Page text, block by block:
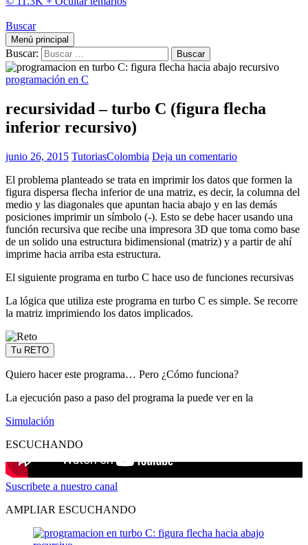
Buscar
Menú principal
Buscar:
programación en C
recursividad – turbo C (figura flecha
inferior recursivo)
junio 26, 2015 TutoriasColombia Deja un comentario
El problema planteado se trata en imprimir los datos que formen la
figura dispersa flecha inferior de una matriz, es decir, la columna del
medio y las diagonales que apuntan hacia abajo y en las demás
posiciones imprimir un símbolo (-). Esto se debe hacer usando una
función recursiva que recibe una impresora 3D que toma como base
de un solido una estructura bidimensional (matriz) y a partir de ahí
imprime hacia arriba esta estructura.
El siguiente programa en turbo C hace uso de funciones recursivas
La lógica que utiliza este programa en turbo C es simple. Se recorre
la matriz imprimiendo los datos implicados.
Tu RETO
Quiero hacer este programa… Pero ¿Cómo funciona?
La ejecución paso a paso del programa la puede ver en la
Simulación
ESCUCHANDO
Suscribete a nuestro canal
AMPLIAR ESCUCHANDO